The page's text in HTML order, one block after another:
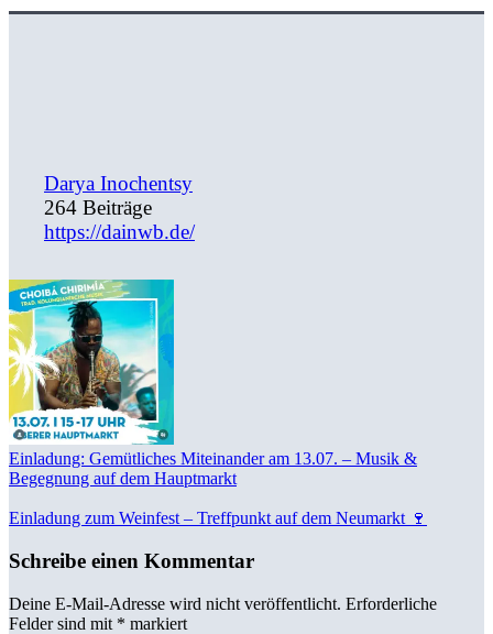
Darya Inochentsy
264 Beiträge
https://dainwb.de/
Einladung: Gemütliches Miteinander am 13.07. – Musik &
Begegnung auf dem Hauptmarkt
Einladung zum Weinfest – Treffpunkt auf dem Neumarkt 🍷
Schreibe einen Kommentar
Deine E-Mail-Adresse wird nicht veröffentlicht. Erforderliche
Felder sind mit * markiert